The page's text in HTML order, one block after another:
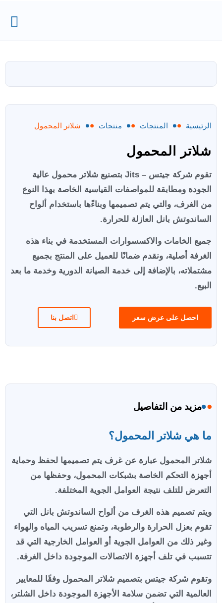
الرئيسية المنتجات منتجات شلاتر المحمول
شلاتر المحمول
تقوم شركة جيتس – Jits بتصنيع شلاتر محمول عالية
الجودة ومطابقة للمواصفات القياسية الخاصة بهذا النوع
من الغرف، والتي يتم تصميمها وبناءًها باستخدام ألواح
الساندوتش بانل العازلة للحرارة.
جميع الخامات والاكسسوارات المستخدمة في بناء هذه
الغرفة أصلية، ونقدم ضمانًا للعميل على المنتج بجميع
مشتملاته، بالإضافة إلى خدمة الصيانة الدورية وخدمة ما بعد
البيع.
احصل على عرض سعر اتصل بنا
مزيد من التفاصيل
ما هي شلاتر المحمول؟
شلاتر المحمول عبارة عن غرف يتم تصميمها لحفظ وحماية
أجهزة التحكم الخاصة بشبكات المحمول، وحفظها من
التعرض للتلف نتيجة العوامل الجوية المختلفة.
ويتم تصميم هذه الغرف من ألواح الساندوتش بانل التي
تقوم بعزل الحرارة والرطوبة، وتمنع تسريب المياه والهواء
وغير ذلك من العوامل الجوية أو العوامل الخارجية التي قد
تتسبب في تلف أجهزة الاتصالات الموجودة داخل الغرفة.
وتقوم شركة جيتس بتصميم شلاتر المحمول وفقًا للمعايير
العالمية التي تضمن سلامة الأجهزة الموجودة داخل الشلتر،